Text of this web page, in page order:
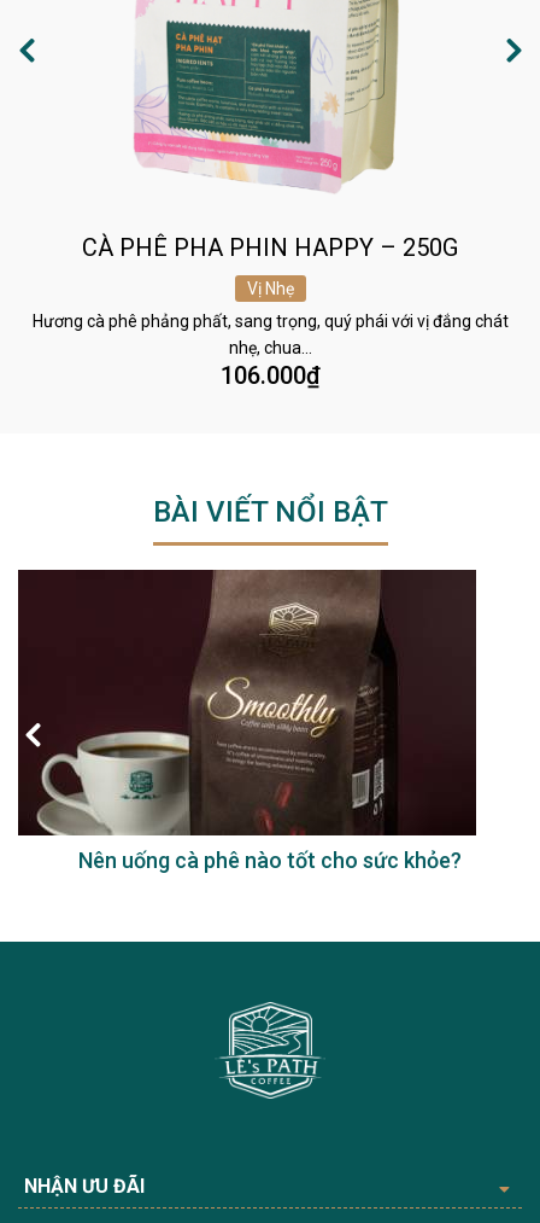
CÀ PHÊ PHA PHIN HAPPY – 250G
Vị Nhẹ
Hương cà phê phảng phất, sang trọng, quý phái với vị đắng chát
nhẹ, chua…
106.000₫
BÀI VIẾT NỔI BẬT
Nên uống cà phê nào tốt cho sức khỏe?
NHẬN ƯU ĐÃI